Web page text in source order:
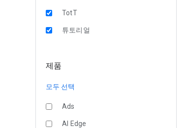
TotT
튜토리얼
제품
모두 선택
Ads
AI Edge